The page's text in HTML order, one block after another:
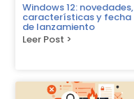
Windows 12: novedades,
características y fecha
de lanzamiento
Leer Post >